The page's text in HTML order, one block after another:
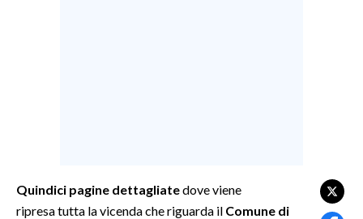
GOSSIP
Quindici pagine dettagliatedove viene
ripresa tutta la vicenda che riguarda il Comune di